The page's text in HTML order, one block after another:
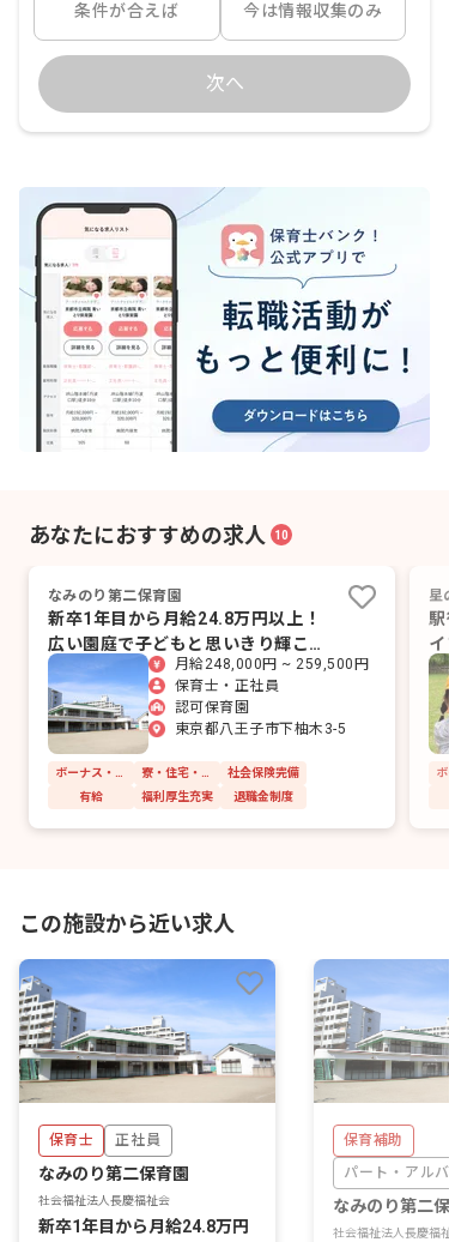
条件が合えば 今は情報収集のみ
次へ
あなたにおすすめの求人 10
なみのり第二保育園
新卒1年目から月給24.8万円以上！
広い園庭で子どもと思いきり輝こう
♪
月給248,000円 ~ 259,500円
保育士・正社員
認可保育園
東京都八王子市下柚木3-5
社会保険完備
有給
福利厚生充実 退職金制度
星
す
この施設から近い求人
保育士 正社員
なみのり第二保育園
社会福祉法人長慶福祉会
新卒1年目から月給24.8万円
保育補助
パート・アルバ
なみのり第二保
社会福祉法人長慶福祉